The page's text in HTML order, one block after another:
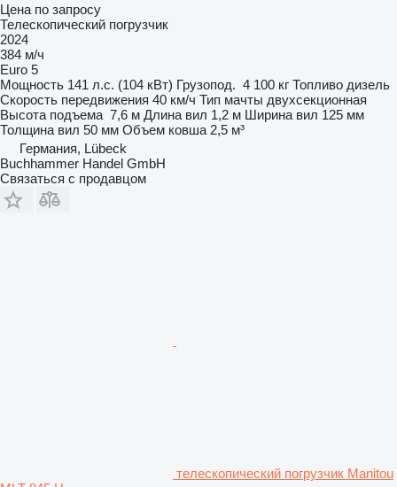
Цена по запросу
Телескопический погрузчик
2024
384 м/ч
Euro 5
Мощность 141 л.с. (104 кВт) Грузопод. 4 100 кг Топливо дизель
Скорость передвижения 40 км/ч Тип мачты двухсекционная
Высота подъема 7,6 м Длина вил 1,2 м Ширина вил 125 мм
Толщина вил 50 мм Объем ковша 2,5 м³
Германия, Lübeck
Buchhammer Handel GmbH
Связаться с продавцом
телескопический погрузчик Manitou